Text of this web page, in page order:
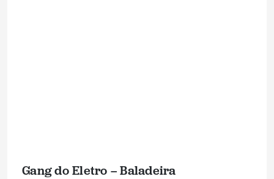
Gang do Eletro – Baladeira